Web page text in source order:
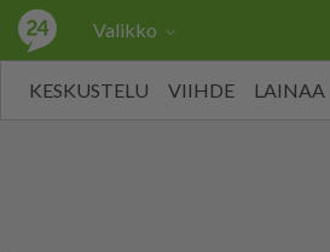
Valikko
KESKUSTELU VIIHDE LAINAA